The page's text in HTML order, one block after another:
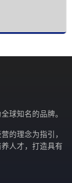
和最小亮度，
球知名的品牌。
的理念为指引，
人才，打造具有